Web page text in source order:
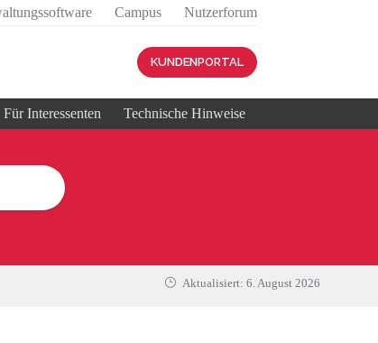
Campus Nutzerforum
KUNDENPORTAL
Für Interessenten Technische Hinweise
Aktualisiert: 6. August 2026